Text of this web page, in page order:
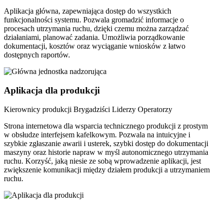
Aplikacja główna, zapewniająca dostęp do wszystkich
funkcjonalności systemu. Pozwala gromadzić informacje o
procesach utrzymania ruchu, dzięki czemu można zarządzać
działaniami, planować zadania. Umożliwia porządkowanie
dokumentacji, kosztów oraz wyciąganie wniosków z łatwo
dostępnych raportów.
Aplikacja dla produkcji
Kierownicy produkcji Brygadziści Liderzy Operatorzy
Strona internetowa dla wsparcia technicznego produkcji z prostym
w obsłudze interfejsem kafelkowym. Pozwala na intuicyjne i
szybkie zgłaszanie awarii i usterek, szybki dostęp do dokumentacji
maszyny oraz historie napraw w myśl autonomicznego utrzymania
ruchu. Korzyść, jaką niesie ze sobą wprowadzenie aplikacji, jest
zwiększenie komunikacji między działem produkcji a utrzymaniem
ruchu.